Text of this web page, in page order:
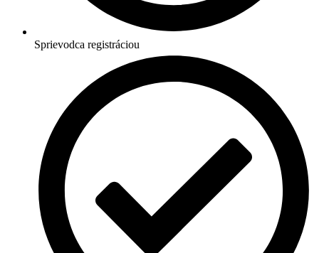
Sprievodca registráciou